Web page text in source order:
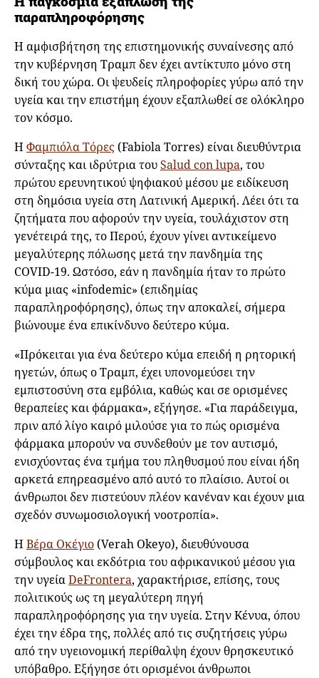
παραπληροφόρησης
Η αμφισβήτηση της επιστημονικής συναίνεσης από
την κυβέρνηση Τραμπ δεν έχει αντίκτυπο μόνο στη
δική του χώρα. Οι ψευδείς πληροφορίες γύρω από την
υγεία και την επιστήμη έχουν εξαπλωθεί σε ολόκληρο
τον κόσμο.
Η Φαμπιόλα Τόρες (Fabiola Torres) είναι διευθύντρια
σύνταξης και ιδρύτρια τουSalud con lupa, του
πρώτου ερευνητικού ψηφιακού μέσου με ειδίκευση
στη δημόσια υγεία στη Λατινική Αμερική. Λέει ότι τα
ζητήματα που αφορούν την υγεία, τουλάχιστον στη
γενέτειρά της, το Περού, έχουν γίνει αντικείμενο
μεγαλύτερης πόλωσης μετά την πανδημία της
COVID-19. Ωστόσο, εάν η πανδημία ήταν το πρώτο
κύμα μιας «infodemic» (επιδημίας
παραπληροφόρησης), όπως την αποκαλεί, σήμερα
βιώνουμε ένα επικίνδυνο δεύτερο κύμα.
«Πρόκειται για ένα δεύτερο κύμα επειδή η ρητορική
ηγετών, όπως ο Τραμπ, έχει υπονομεύσει την
εμπιστοσύνη στα εμβόλια, καθώς και σε ορισμένες
θεραπείες και φάρμακα», εξήγησε. «Για παράδειγμα,
πριν από λίγο καιρό μιλούσε για το πώς ορισμένα
φάρμακα μπορούν να συνδεθούν με τον αυτισμό,
ενισχύοντας ένα τμήμα του πληθυσμού που είναι ήδη
αρκετά επηρεασμένο από αυτό το πλαίσιο. Αυτοί οι
άνθρωποι δεν πιστεύουν πλέον κανέναν και έχουν μια
σχεδόν συνωμοσιολογική νοοτροπία».
Η Βέρα Οκέγιο (Verah Okeyo), διευθύνουσα
σύμβουλος και εκδότρια του αφρικανικού μέσου για
την υγείαDeFrontera, χαρακτήρισε, επίσης, τους
πολιτικούς ως τη μεγαλύτερη πηγή
παραπληροφόρησης για την υγεία. Στην Κένυα, όπου
έχει την έδρα της, πολλές από τις συζητήσεις γύρω
από την υγειονομική περίθαλψη έχουν θρησκευτικό
υπόβαθρο. Εξήγησε ότι ορισμένοι άνθρωποι